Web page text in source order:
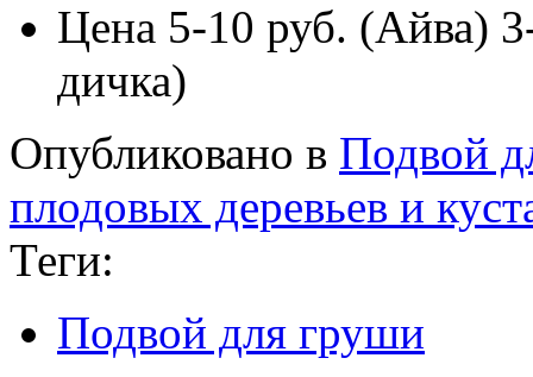
Цена 5-10 руб. (Айва)
дичка)
Опубликовано в Подвой
плодовых деревьев и
Теги:
Подвой для груши